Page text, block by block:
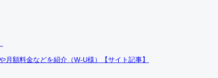
額料金などを紹介（W-U様）【サイト記事】